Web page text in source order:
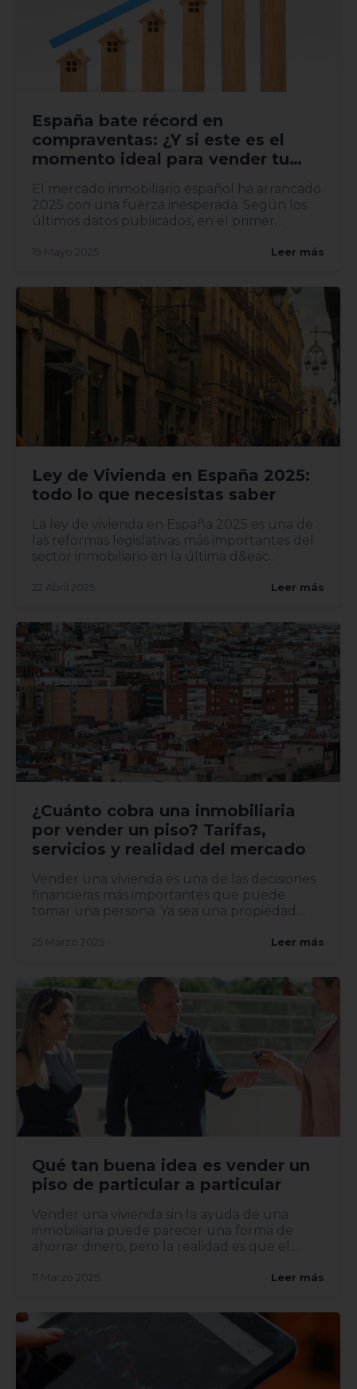
España bate récord en
compraventas: ¿Y si este es el
momento ideal para vender tu
vivienda?
El mercado inmobiliario español ha arrancado
2025 con una fuerza inesperada. Según los
últimos datos publicados, en el primer
19 Mayo 2025 Leer más
Ley de Vivienda en España 2025:
todo lo que necesistas saber
La ley de vivienda en España 2025 es una de
las reformas legislativas más importantes del
sector inmobiliario en la última d&eac...
22 Abril 2025 Leer más
¿Cuánto cobra una inmobiliaria
por vender un piso? Tarifas,
servicios y realidad del mercado
Vender una vivienda es una de las decisiones
financieras más importantes que puede
tomar una persona. Ya sea una propiedad
25 Marzo 2025 Leer más
Qué tan buena idea es vender un
piso de particular a particular
Vender una vivienda sin la ayuda de una
inmobiliaria puede parecer una forma de
ahorrar dinero, pero la realidad es que el
11 Marzo 2025 Leer más